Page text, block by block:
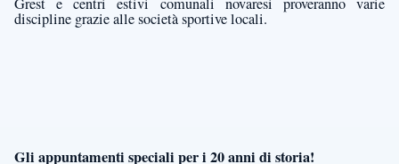
discipline grazie alle società sportive locali.
Gli appuntamenti speciali per i 20 anni di storia!